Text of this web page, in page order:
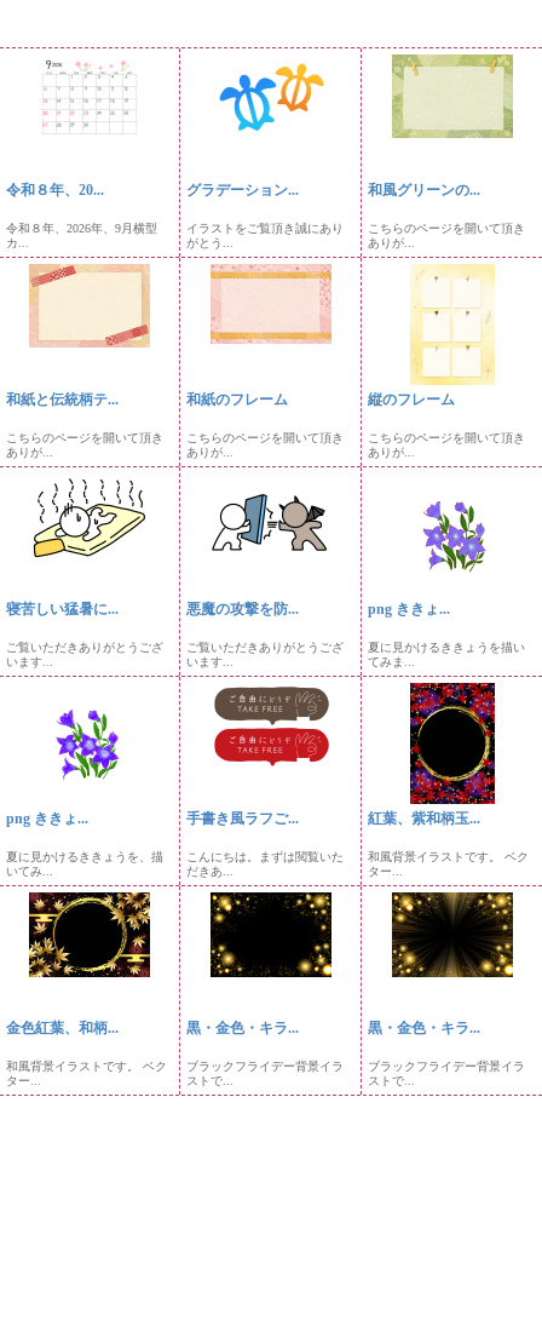
令和８年、20...
令和８年、2026年、9月横型
カ...
グラデーション...
イラストをご覧頂き誠にあり
がとう...
和風グリーンの...
こちらのページを開いて頂き
ありが...
和紙と伝統柄テ...
こちらのページを開いて頂き
ありが...
和紙のフレーム
こちらのページを開いて頂き
ありが...
縦のフレーム
こちらのページを開いて頂き
ありが...
寝苦しい猛暑に...
ご覧いただきありがとうござ
います...
悪魔の攻撃を防...
ご覧いただきありがとうござ
います...
png ききょ...
夏に見かけるききょうを描い
てみま...
png ききょ...
夏に見かけるききょうを、描
いてみ...
手書き風ラフご...
こんにちは。まずは閲覧いた
だきあ...
紅葉、紫和柄玉...
和風背景イラストです。 ベク
ター...
金色紅葉、和柄...
和風背景イラストです。 ベク
ター...
黒・金色・キラ...
ブラックフライデー背景イラ
ストで...
黒・金色・キラ...
ブラックフライデー背景イラ
ストで...